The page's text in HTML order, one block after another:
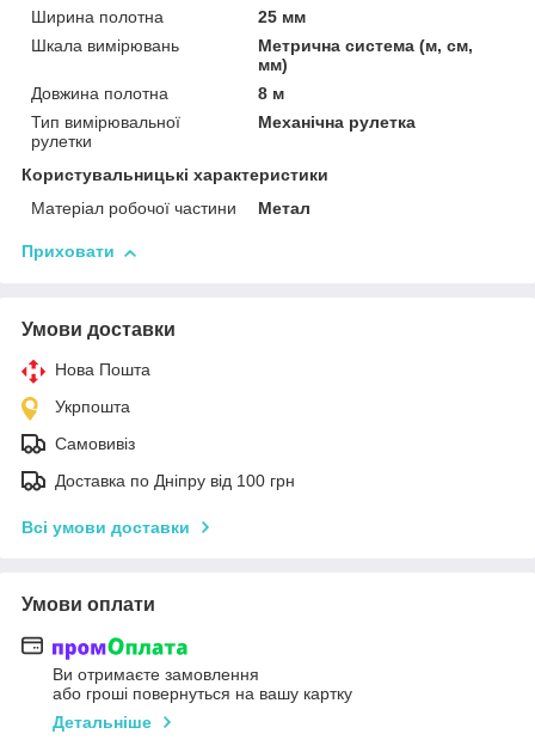
Ширина полотна
25 мм
Шкала вимірювань
Метрична система (м, см,
мм)
Довжина полотна
8 м
Тип вимірювальної
рулетки
Механічна рулетка
Користувальницькі характеристики
Матеріал робочої частини
Метал
Приховати
Умови доставки
Нова Пошта
Укрпошта
Самовивіз
Доставка по Дніпру від 100 грн
Всі умови доставки
Умови оплати
Ви отримаєте замовлення
або гроші повернуться на вашу картку
Детальніше